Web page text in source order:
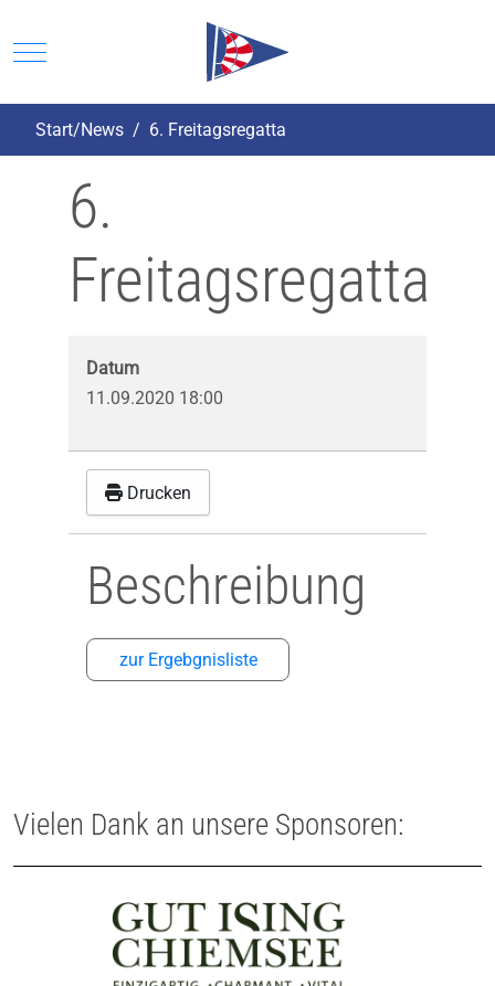
Mobile Menu Toggle
Start/News 6. Freitagsregatta
6.
Freitagsregatta
Datum
11.09.2020 18:00
Drucken
Beschreibung
zur Ergebgnisliste
Vielen Dank an unsere Sponsoren: